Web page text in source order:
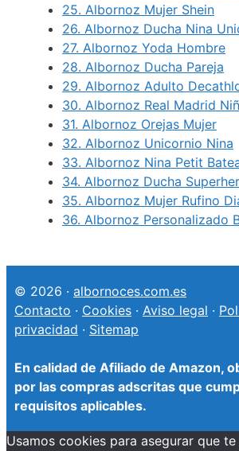
25. Albornoz Mujer Shein
26. Albornoz Ducha Nina
27. Albornoz Yoda Hombre
28. Albornoz Ducha Pareja
29. Albornoz Adulto
30. Albornoz Real Madrid
31. Albornoz Orejas Mujer
32. Albornoz Unicornio Nina
33. Albornoz Nina Petit
34. Albornoz Ducha
35. Albornoz Mujer Rufino
36. Albornoz Personalizado
© 2026 · albornoces.com.es
Contacto · Cookies · Aviso legal ·
privacidad · Sitemap
En calidad de Afiliado de Amazon,
por las compras adscritas que
requisitos aplicables.
Usamos cookies para asegurar que